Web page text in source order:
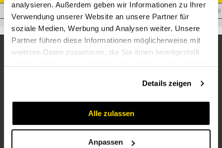
analysieren. Außerdem geben wir Informationen zu Ihrer
Verwendung unserer Website an unsere Partner für
soziale Medien, Werbung und Analysen weiter. Unsere
Partner führen diese Informationen möglicherweise mit
weiteren Daten zusammen, die Sie ihnen bereitgestellt
Details zeigen
Alle zulassen
Anpassen
V.XTLR35/42/35VA
Unternehmen